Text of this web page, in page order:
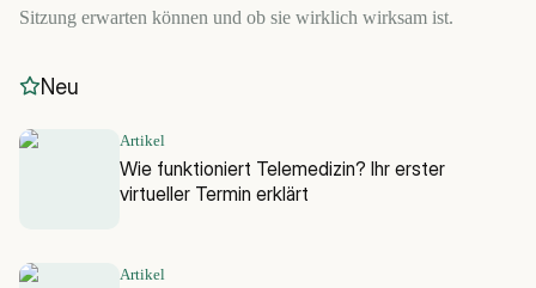
Sitzung erwarten können und ob sie wirklich wirksam ist.
Neu
Artikel
Wie funktioniert Telemedizin? Ihr erster
virtueller Termin erklärt
Artikel